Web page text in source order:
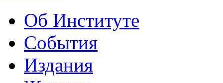
Об Институте
События
Издания